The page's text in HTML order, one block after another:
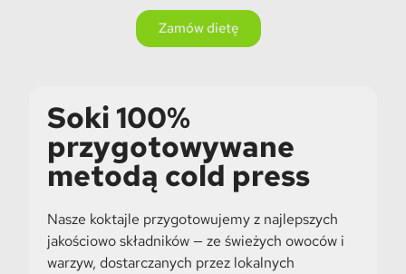
Zamów dietę
Soki 100%
przygotowywane
metodą cold press
Nasze koktajle przygotowujemy z najlepszych
jakościowo składników — ze świeżych owoców i
warzyw, dostarczanych przez lokalnych